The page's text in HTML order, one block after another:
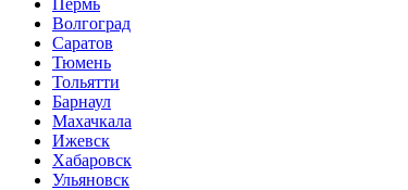
Пермь
Волгоград
Саратов
Тюмень
Тольятти
Барнаул
Махачкала
Ижевск
Хабаровск
Ульяновск